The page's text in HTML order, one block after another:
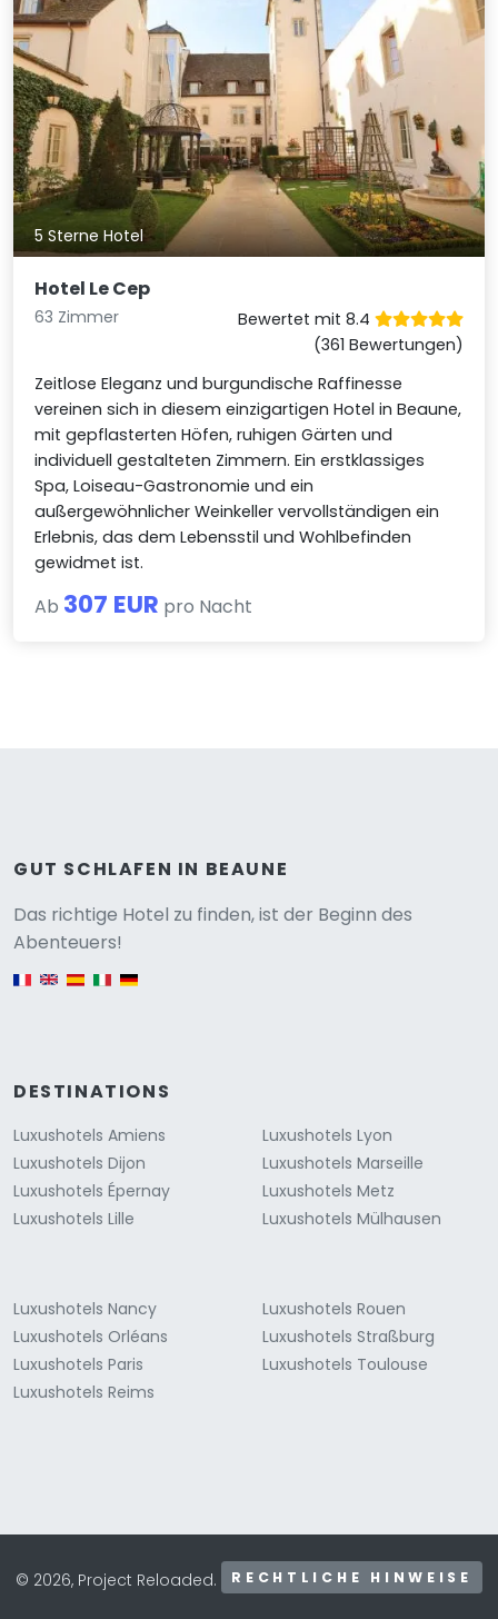
5 Sterne Hotel
Hotel Le Cep
63 Zimmer
Bewertet mit 8.4
(361 Bewertungen)
Zeitlose Eleganz und burgundische Raffinesse
vereinen sich in diesem einzigartigen Hotel in Beaune,
mit gepflasterten Höfen, ruhigen Gärten und
individuell gestalteten Zimmern. Ein erstklassiges
Spa, Loiseau-Gastronomie und ein
außergewöhnlicher Weinkeller vervollständigen ein
Erlebnis, das dem Lebensstil und Wohlbefinden
gewidmet ist.
Ab 307 EUR pro Nacht
GUT SCHLAFEN IN BEAUNE
Das richtige Hotel zu finden, ist der Beginn des
Abenteuers!
DESTINATIONS
Luxushotels Amiens
Luxushotels Dijon
Luxushotels Épernay
Luxushotels Lille
Luxushotels Lyon
Luxushotels Marseille
Luxushotels Metz
Luxushotels Mülhausen
Luxushotels Nancy
Luxushotels Orléans
Luxushotels Paris
Luxushotels Reims
Luxushotels Rouen
Luxushotels Straßburg
Luxushotels Toulouse
© 2026, Project Reloaded. RECHTLICHE HINWEISE